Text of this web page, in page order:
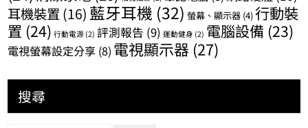
耳機裝置 (16) 藍牙耳機 (32) 螢幕、顯示器 (4)行動裝
置 (24) 行動電源 (2) 評測報告 (9) 運動健身 (2) 電腦設備 (23)
電視螢幕設定分享 (8) 電視顯示器 (27)
搜尋